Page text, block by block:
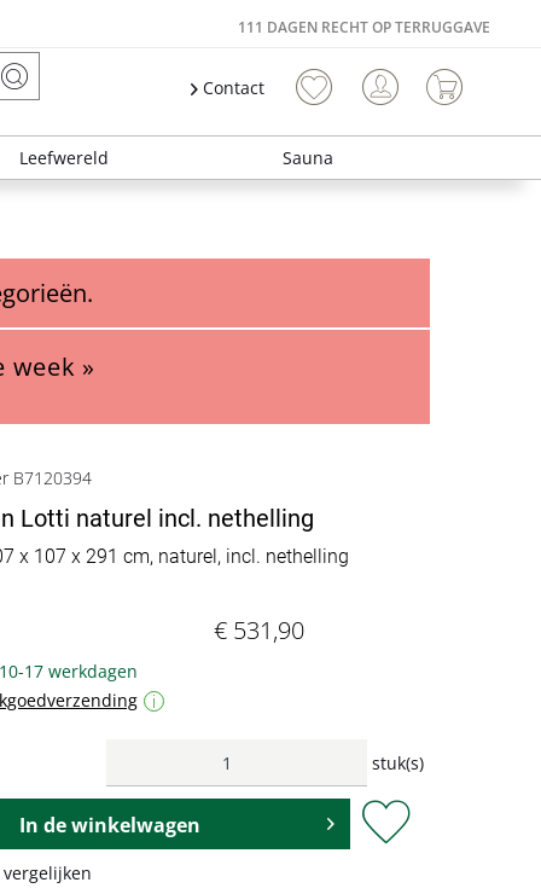
111 DAGEN RECHT OP TERRUGGAVE
Contact
Leefwereld Sauna
week »
B7120394
Lotti naturel incl. nethelling
x 107 x 291 cm, naturel, incl. nethelling
€ 531,90
17 werkdagen
i
stuk(s)
In de winkelwagen